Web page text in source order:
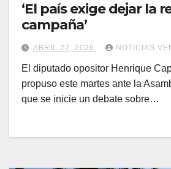
‘El país exige dejar la
campaña’
ABRIL 22, 2026 NOTICIAS
El diputado opositor Henrique
propuso este martes ante la
que se inicie un debate sobre…